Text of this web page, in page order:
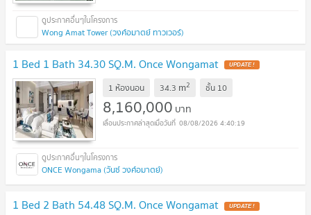
Wong Amat Tower (วงศ์อมาตย์ ทาวเวอร์)
1 Bed 1 Bath 34.30 SQ.M. Once Wongamat UPDATE !
1 ห้องนอน 34.3 m2 ชั้น 10
8,160,000 บาท
08/08/2026 4:40:19
ONCE Wongama (วันซ์ วงศ์อมาตย์)
1 Bed 2 Bath 54.48 SQ.M. Once Wongamat UPDATE !